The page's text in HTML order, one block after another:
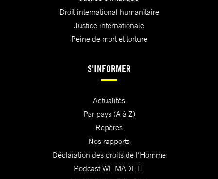
Droit international humanitaire
Justice internationale
Peine de mort et torture
S'INFORMER
Actualités
Par pays (A à Z)
Repères
Nos rapports
Déclaration des droits de l'Homme
Podcast WE MADE IT